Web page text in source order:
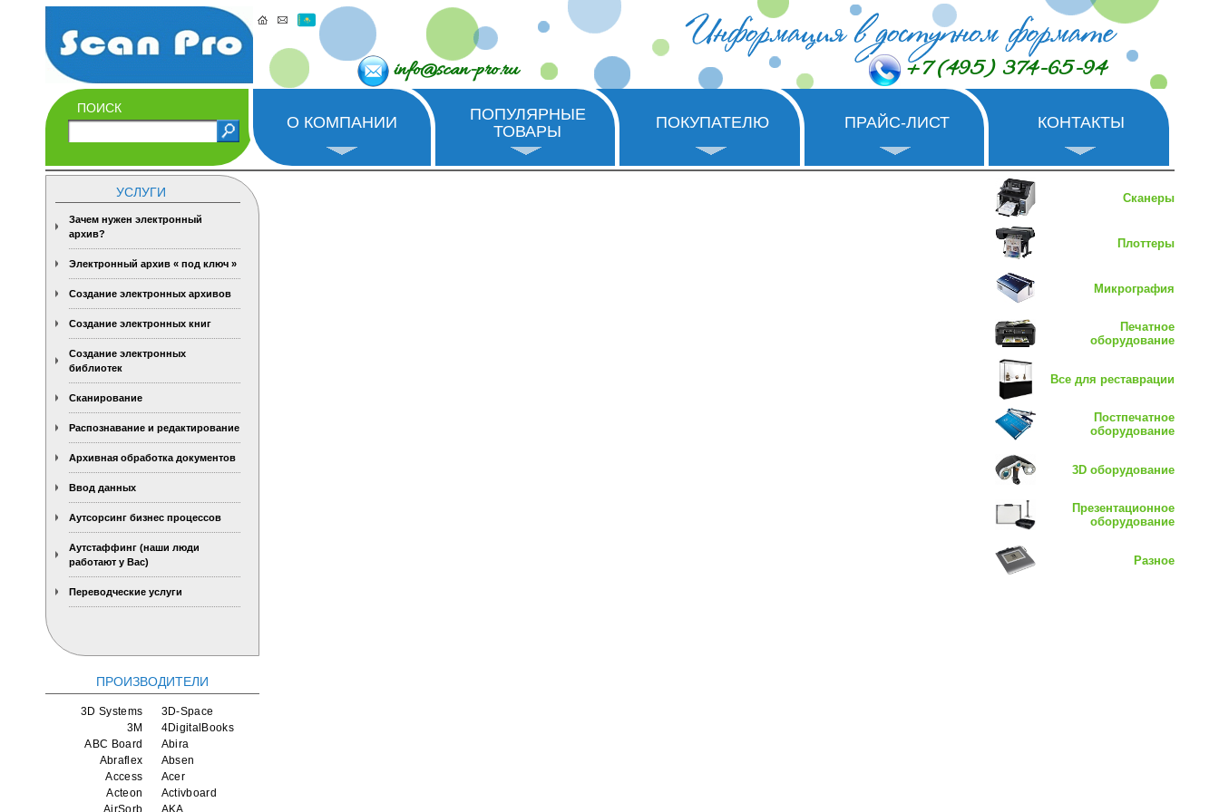
info@scan-pro.ru +7 (495) 374-65-94
ПОИСК
О КОМПАНИИ
ПОПУЛЯРНЫЕ
ТОВАРЫ
ПОКУПАТЕЛЮ ПРАЙС-ЛИСТ КОНТАКТЫ
УСЛУГИ
Зачем нужен электронный
архив?
Электронный архив « под ключ »
Создание электронных архивов
Создание электронных книг
Создание электронных
библиотек
Сканирование
Распознавание и редактирование
Архивная обработка документов
Ввод данных
Аутсорсинг бизнес процессов
Аутстаффинг (наши люди
работают у Вас)
Переводческие услуги
ПРОИЗВОДИТЕЛИ
3D Systems
3D-Space
3M
4DigitalBooks
ABC Board
Abira
Abraflex
Absen
Access
Acer
Acteon
Activboard
AirSorb
AKA
Сканеры
Плоттеры
Микрография
Печатное
оборудование
Все для реставрации
Постпечатное
оборудование
3D оборудование
Презентационное
оборудование
Разное